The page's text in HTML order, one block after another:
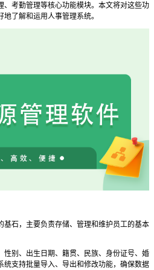
、考勤管理等核心功能模块。本文将对这些功
了解和运用人事管理系统。
基石，主要负责存储、管理和维护员工的基本
性别、出生日期、籍贯、民族、身份证号、婚
统支持批量导入、导出和修改功能，确保数据